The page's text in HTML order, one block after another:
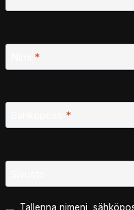
*
*
Tallenna nimeni,